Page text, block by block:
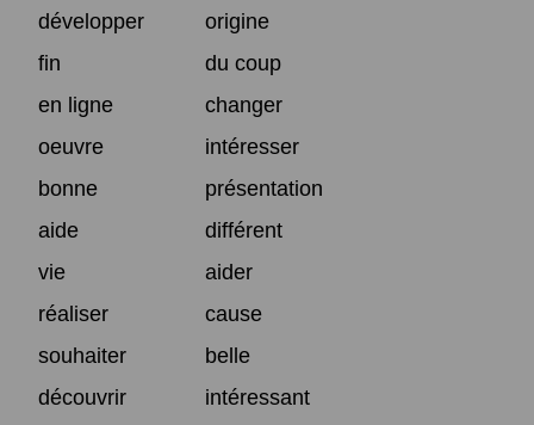
développer
origine
fin
du coup
en ligne
changer
oeuvre
intéresser
bonne
présentation
aide
différent
vie
aider
réaliser
cause
souhaiter
belle
découvrir
intéressant